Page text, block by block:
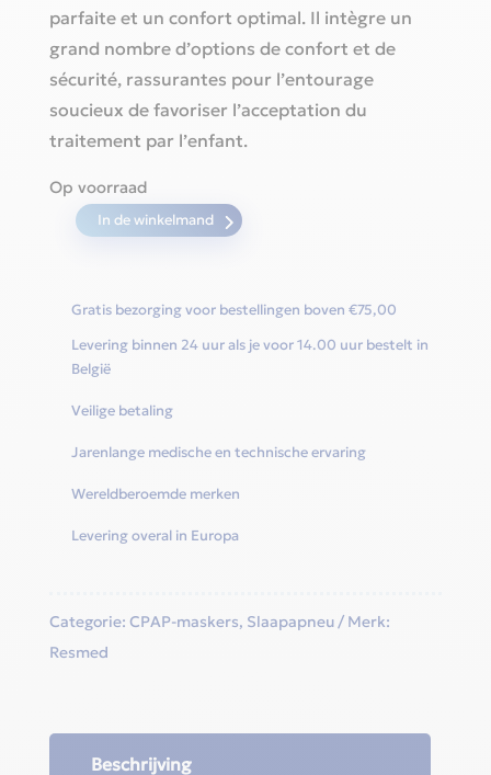
parfaite et un confort optimal. Il intègre un
grand nombre d’options de confort et de
sécurité, rassurantes pour l’entourage
soucieux de favoriser l’acceptation du
traitement par l’enfant.
Op voorraad
Neusmasker
Pixi
aantal
In de winkelmand
Gratis bezorging voor bestellingen boven €75,00
Levering binnen 24 uur als je voor 14.00 uur bestelt in
België
Veilige betaling
Jarenlange medische en technische ervaring
Wereldberoemde merken
Levering overal in Europa
Categorie: CPAP-maskers, Slaapapneu
Merk:
Resmed
Beschrijving